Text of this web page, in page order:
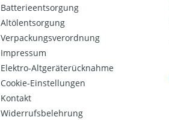
Batterieentsorgung
Altölentsorgung
Verpackungsverordnung
Impressum
Elektro-Altgeräterücknahme
Cookie-Einstellungen
Kontakt
Widerrufsbelehrung